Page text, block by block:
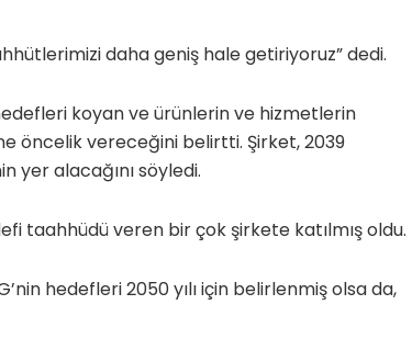
daha geniş hale getiriyoruz” dedi.
koyan ve ürünlerin ve hizmetlerin
öncelik vereceğini belirtti. Şirket, 2039
yer alacağını söyledi.
taahhüdü veren bir çok şirkete katılmış oldu.
hedefleri 2050 yılı için belirlenmiş olsa da,